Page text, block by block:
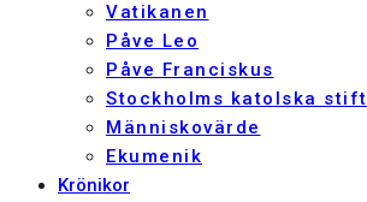
Vatikanen
Påve Leo
Påve Franciskus
Stockholms katolska stift
Människovärde
Ekumenik
Krönikor